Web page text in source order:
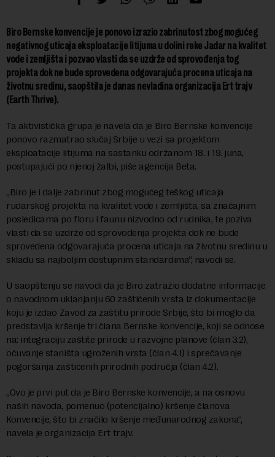
Biro Bernske konvencije je ponovo izrazio zabrinutost zbog mogućeg
negativnog uticaja eksploatacije litijuma u dolini reke Jadar na kvalitet
vode i zemljišta i pozvao vlasti da se uzdrže od sprovođenja tog
projekta dok ne bude sprovedena odgovarajuća procena uticaja na
životnu sredinu, saopštila je danas nevladina organizacija Ert trajv
(Earth Thrive).
Ta aktivistička grupa je navela da je Biro Bernske konvencije
ponovo razmatrao slučaj Srbije u vezi sa projektom
eksploatacije litijuma na sastanku održanom 18. i 19. juna,
postupajući po njenoj žalbi, piše agencija Beta.
„Biro je i dalje zabrinut zbog mogućeg teškog uticaja
rudarskog projekta na kvalitet vode i zemljišta, sa značajnim
posledicama po floru i faunu nizvodno od rudnika, te poziva
vlasti da se uzdrže od sprovođenja projekta dok ne bude
sprovedena odgovarajuća procena uticaja na životnu sredinu u
skladu sa najboljim dostupnim standardima“, navodi se.
U saopštenju se navodi da je Biro zatražio dodatne informacije
o navodnom uklanjanju 60 zaštićenih vrsta iz dokumentacije
koju je izdao Zavod za zaštitu prirode Srbije, što bi moglo da
predstavlja kršenje tri člana Bernske konvencije, koji se odnose
na: integraciju zaštite prirode u razvojne planove (član 3.2),
očuvanje staništa ugroženih vrsta (član 4.1) i sprečavanje
pogoršanja zaštićenih prirodnih područja (član 4.2).
„Ovo je prvi put da je Biro Bernske konvencije, a na osnovu
naših navoda, pomenuo (potencijalno) kršenje članova
Konvencije, što bi značilo kršenje međunarodnog zakona“,
navela je organizacija Ert trajv.